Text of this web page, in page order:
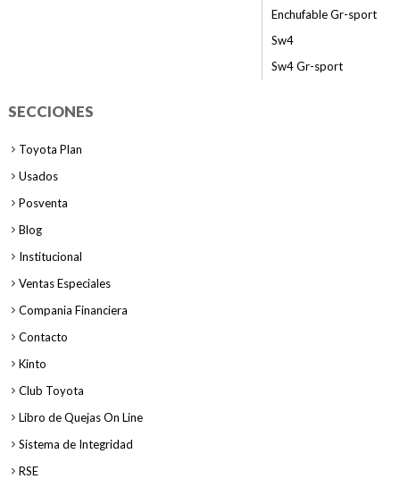
Enchufable Gr-sport
Sw4
Sw4 Gr-sport
SECCIONES
Toyota Plan
Usados
Posventa
Blog
Institucional
Ventas Especiales
Compania Financiera
Contacto
Kinto
Club Toyota
Libro de Quejas On Line
Sistema de Integridad
RSE